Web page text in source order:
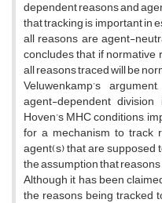
dependent reasons and
that tracking is important in
all reasons are agent-
concludes that if
all reasons traced will be
Veluwenkamp’s
agent-dependent
Hoven’s MHC conditions,
for a mechanism to track
agent(s) that are supposed
the assumption that
Although it has been
the reasons being tracked